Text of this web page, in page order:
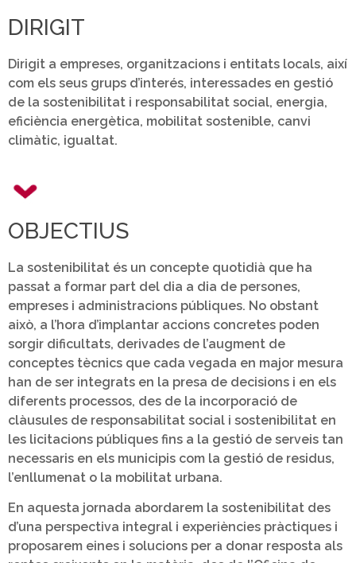
DIRIGIT
Dirigit a empreses, organitzacions i entitats locals, així
com els seus grups d’interés, interessades en gestió
de la sostenibilitat i responsabilitat social, energia,
eficiència energètica, mobilitat sostenible, canvi
climàtic, igualtat.
OBJECTIUS
La sostenibilitat és un concepte quotidià que ha
passat a formar part del dia a dia de persones,
empreses i administracions públiques. No obstant
això, a l’hora d’implantar accions concretes poden
sorgir dificultats, derivades de l’augment de
conceptes tècnics que cada vegada en major mesura
han de ser integrats en la presa de decisions i en els
diferents processos, des de la incorporació de
clàusules de responsabilitat social i sostenibilitat en
les licitacions públiques fins a la gestió de serveis tan
necessaris en els municipis com la gestió de residus,
l’enllumenat o la mobilitat urbana.
En aquesta jornada abordarem la sostenibilitat des
d’una perspectiva integral i experiències pràctiques i
proposarem eines i solucions per a donar resposta als